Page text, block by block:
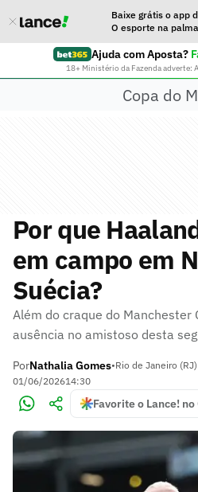
Baixe grátis o app
O esporte na
Ajuda com Aposta?
18+ Ministério da Fazenda adverte:
Copa do
Por que
em campo em
Suécia?
Além do craque do Manchester
ausência no amistoso desta
PorNathalia Gomes•Rio de Janeiro (RJ)
01/06/202614:30
Favorite o Lance! no